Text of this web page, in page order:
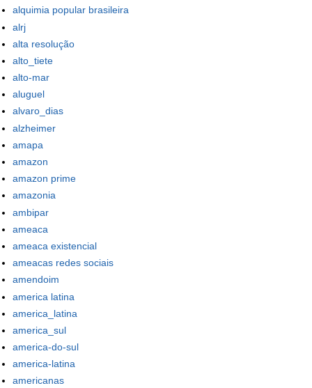
alquimia popular brasileira
alrj
alta resolução
alto_tiete
alto-mar
aluguel
alvaro_dias
alzheimer
amapa
amazon
amazon prime
amazonia
ambipar
ameaca
ameaca existencial
ameacas redes sociais
amendoim
america latina
america_latina
america_sul
america-do-sul
america-latina
americanas